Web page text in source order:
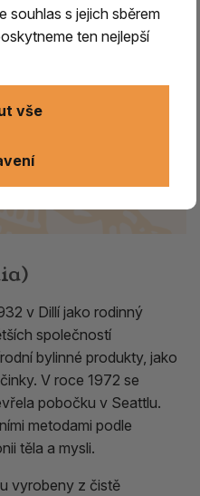
v Dillí jako rodinný
společností
bylinné produkty, jako
V roce 1972 se
pobočku v Seattlu.
metodami podle
těla a mysli.
vyrobeny z čistě
souhlas s jejich sběrem
ten nejlepší
vše